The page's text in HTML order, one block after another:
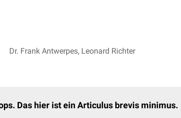
Dr. Frank Antwerpes, Leonard Richter
Das hier ist ein Articulus brevis minimus.